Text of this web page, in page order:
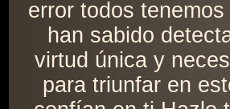
error todos
han sabido
virtud única y
para triunfar en